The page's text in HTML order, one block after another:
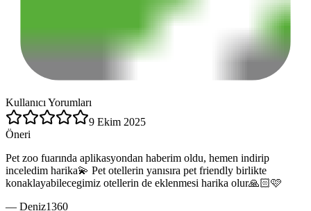
Kullanıcı Yorumları
9 Ekim 2025
Öneri
Pet zoo fuarında aplikasyondan haberim oldu, hemen indirip
inceledim harika💫 Pet otellerin yanısıra pet friendly birlikte
konaklayabilecegimiz otellerin de eklenmesi harika olur🙏🏻🩷
— Deniz1360